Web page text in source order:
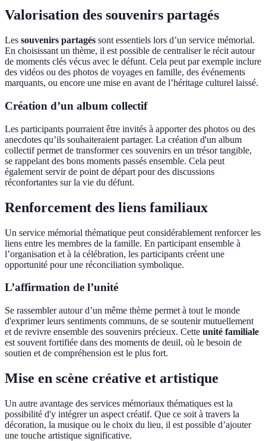
Valorisation des souvenirs partagés
Les souvenirs partagés sont essentiels lors d’un service mémorial.
En choisissant un thème, il est possible de centraliser le récit autour
de moments clés vécus avec le défunt. Cela peut par exemple inclure
des vidéos ou des photos de voyages en famille, des événements
marquants, ou encore une mise en avant de l’héritage culturel laissé.
Création d’un album collectif
Les participants pourraient être invités à apporter des photos ou des
anecdotes qu’ils souhaiteraient partager. La création d'un album
collectif permet de transformer ces souvenirs en un trésor tangible,
se rappelant des bons moments passés ensemble. Cela peut
également servir de point de départ pour des discussions
réconfortantes sur la vie du défunt.
Renforcement des liens familiaux
Un service mémorial thématique peut considérablement renforcer les
liens entre les membres de la famille. En participant ensemble à
l’organisation et à la célébration, les participants créent une
opportunité pour une réconciliation symbolique.
L’affirmation de l’unité
Se rassembler autour d’un même thème permet à tout le monde
d'exprimer leurs sentiments communs, de se soutenir mutuellement
et de revivre ensemble des souvenirs précieux. Cette unité familiale
est souvent fortifiée dans des moments de deuil, où le besoin de
soutien et de compréhension est le plus fort.
Mise en scène créative et artistique
Un autre avantage des services mémoriaux thématiques est la
possibilité d'y intégrer un aspect créatif. Que ce soit à travers la
décoration, la musique ou le choix du lieu, il est possible d’ajouter
une touche artistique significative.